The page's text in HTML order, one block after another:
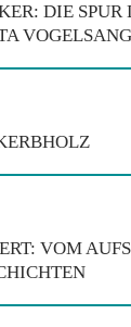
DIE SPUR
VOGELSANG
VOM